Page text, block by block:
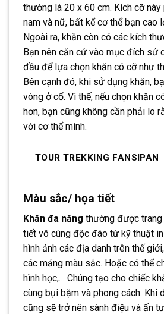
thường là 20 x 60 cm. Kích cỡ này
nam và nữ, bất kể cơ thể bạn cao
Ngoài ra, khăn còn có các kích
Bạn nên căn cứ vào mục đích sử
đầu để lựa chọn khăn có cỡ như
Bên cạnh đó, khi sử dụng khăn,
vòng ở cổ. Vì thế, nếu chọn khăn
hơn, bạn cũng không cần phải lo
với cơ thể mình.
TOUR TREKKING FANSIPAN
Màu sắc/ họa tiết
Khăn đa năng thường được
tiết vô cùng độc đáo từ kỹ thuật
hình ảnh các địa danh trên thế
các mảng màu sắc. Hoặc có thể
hình học,… Chúng tạo cho chiếc
cùng bụi bặm và phong cách. Khi
cũng sẽ trở nên sành điệu và ấn